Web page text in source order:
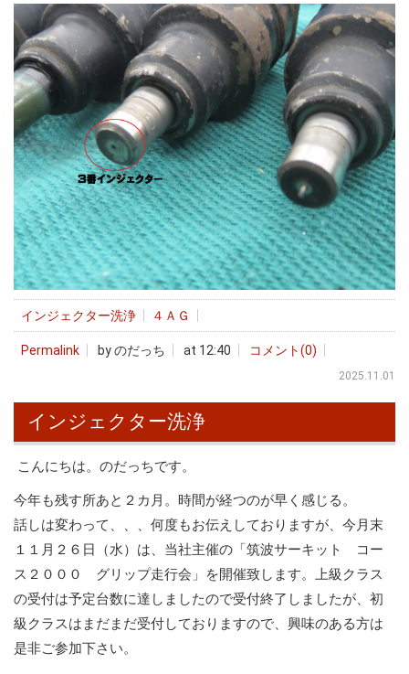
インジェクター洗浄 ４ＡＧ
Permalink by のだっち at 12:40 コメント(0)
2025.11.01
インジェクター洗浄
こんにちは。のだっちです。
今年も残す所あと２カ月。時間が経つのが早く感じる。
話しは変わって、、、何度もお伝えしておりますが、今月末
１１月２６日（水）は、当社主催の「筑波サーキット コー
ス２０００ グリップ走行会」を開催致します。上級クラス
の受付は予定台数に達しましたので受付終了しましたが、初
級クラスはまだまだ受付しておりますので、興味のある方は
是非ご参加下さい。